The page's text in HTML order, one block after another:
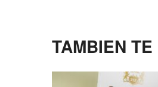
TAMBIEN